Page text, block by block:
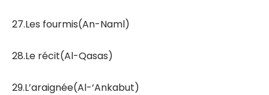
27.Les fourmis(An-Naml)
28.Le récit(Al-Qasas)
29.L’araignée(Al-‘Ankabut)